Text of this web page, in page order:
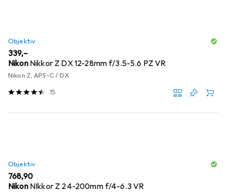
Objektiv
EUR
339,–
Nikon Nikkor Z DX 12-28mm f/3.5-5.6 PZ VR
Nikon Z, APS-C / DX
15
Objektiv
EUR
768,90
Nikon NIkkor Z 24-200mm f/4-6.3 VR